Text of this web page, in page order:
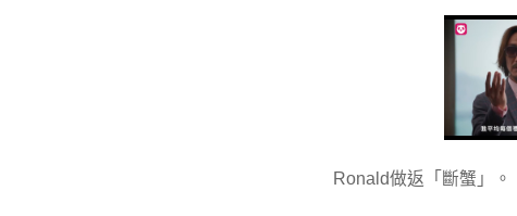
Ronald做返「斷蟹」。